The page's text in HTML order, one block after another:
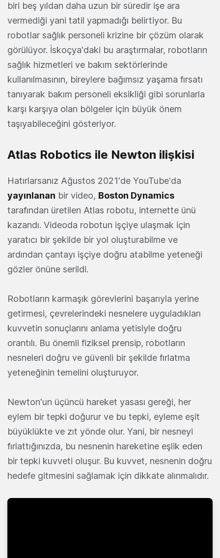
biri beş yıldan daha uzun bir süredir işe ara
vermediği yani tatil yapmadığı belirtiyor. Bu
robotlar sağlık personeli krizine bir çözüm olarak
görülüyor. İskoçya'daki bu araştırmalar, robotların
sağlık hizmetleri ve bakım sektörlerinde
kullanılmasının, bireylere bağımsız yaşama fırsatı
tanıyarak bakım personeli eksikliği gibi sorunlarla
karşı karşıya olan bölgeler için büyük önem
taşıyabileceğini gösteriyor.
Atlas Robotics ile Newton ilişkisi
Hatırlarsanız Ağustos 2021'de YouTube'da
yayınlanan bir video, Boston Dynamics
tarafından üretilen Atlas robotu, internette ünü
kazandı. Videoda robotun işçiye ulaşmak için
yaratıcı bir şekilde bir yol oluşturabilme ve
ardından çantayı işçiye doğru atabilme yeteneği
gözler önüne serildi.
Robotların karmaşık görevlerini başarıyla yerine
getirmesi, çevrelerindeki nesnelere uyguladıkları
kuvvetin sonuçlarını anlama yetisiyle doğru
orantılı. Bu önemli fiziksel prensip, robotların
nesneleri doğru ve güvenli bir şekilde fırlatma
yeteneğinin temelini oluşturuyor.
Newton'un üçüncü hareket yasası gereği, her
eylem bir tepki doğurur ve bu tepki, eyleme eşit
büyüklükte ve zıt yönde olur. Yani, bir nesneyi
fırlattığınızda, bu nesnenin hareketine eşlik eden
bir tepki kuvveti oluşur. Bu kuvvet, nesnenin doğru
hedefe gitmesini sağlamak için dikkate alınmalıdır.